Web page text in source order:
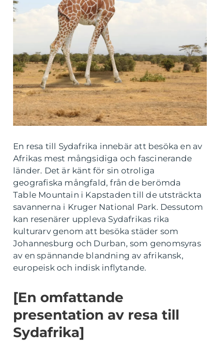
En resa till Sydafrika innebär att besöka en av
Afrikas mest mångsidiga och fascinerande
länder. Det är känt för sin otroliga
geografiska mångfald, från de berömda
Table Mountain i Kapstaden till de utsträckta
savannerna i Kruger National Park. Dessutom
kan resenärer uppleva Sydafrikas rika
kulturarv genom att besöka städer som
Johannesburg och Durban, som genomsyras
av en spännande blandning av afrikansk,
europeisk och indisk inflytande.
[En omfattande
presentation av resa till
Sydafrika]